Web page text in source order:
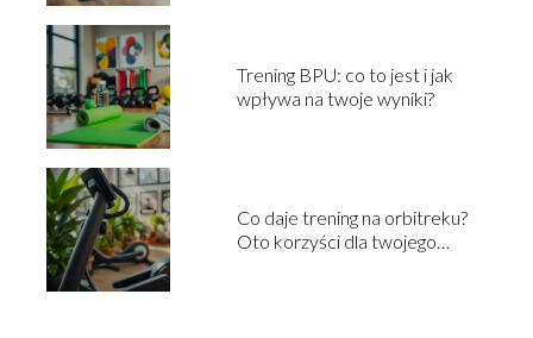
Trening BPU: co to jest i jak
wpływa na twoje wyniki?
Co daje trening na orbitreku?
Oto korzyści dla twojego